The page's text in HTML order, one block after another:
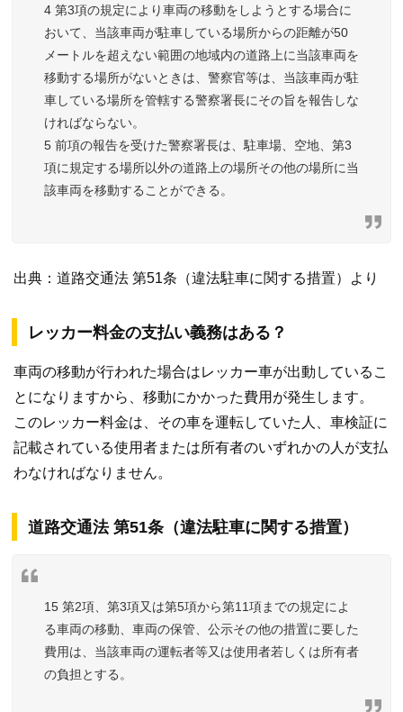
4 第3項の規定により車両の移動をしようとする場合に
おいて、当該車両が駐車している場所からの距離が50
メートルを超えない範囲の地域内の道路上に当該車両を
移動する場所がないときは、警察官等は、当該車両が駐
車している場所を管轄する警察署長にその旨を報告しな
ければならない。
5 前項の報告を受けた警察署長は、駐車場、空地、第3
項に規定する場所以外の道路上の場所その他の場所に当
該車両を移動することができる。
出典：道路交通法 第51条（違法駐車に関する措置）より
レッカー料金の支払い義務はある？
車両の移動が行われた場合はレッカー車が出動しているこ
とになりますから、移動にかかった費用が発生します。
このレッカー料金は、その車を運転していた人、車検証に
記載されている使用者または所有者のいずれかの人が支払
わなければなりません。
道路交通法 第51条（違法駐車に関する措置）
15 第2項、第3項又は第5項から第11項までの規定によ
る車両の移動、車両の保管、公示その他の措置に要した
費用は、当該車両の運転者等又は使用者若しくは所有者
の負担とする。